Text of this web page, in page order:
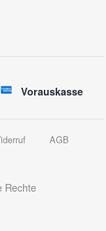
Rechte
AGB
Vorauskasse